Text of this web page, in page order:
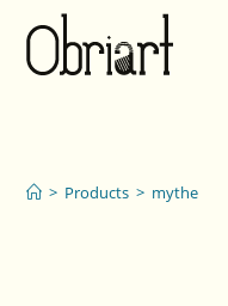
> Products > mythe